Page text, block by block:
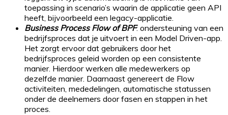
toepassing in scenario’s waarin de applicatie geen API
heeft, bijvoorbeeld een legacy-applicatie.
Business Process Flow of BPF: ondersteuning van een
bedrijfsproces dat je uitvoert in een Model Driven-app.
Het zorgt ervoor dat gebruikers door het
bedrijfsproces geleid worden op een consistente
manier. Hierdoor werken alle medewerkers op
dezelfde manier. Daarnaast genereert de Flow
activiteiten, mededelingen, automatische statussen
onder de deelnemers door fasen en stappen in het
proces.